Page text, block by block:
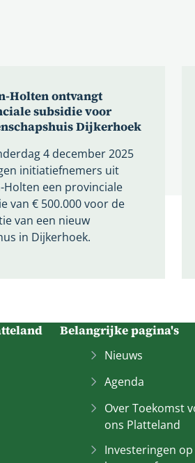
Holten ontvangt
subsidie voor
Dijkerhoek
4 december 2025
initiatiefnemers uit
Holten een provinciale
van € 500.000 voor de
van een nieuw
in Dijkerhoek.
Belangrijke pagina's
Nieuws
Agenda
Over Toekomst
ons Platteland
Investeringen